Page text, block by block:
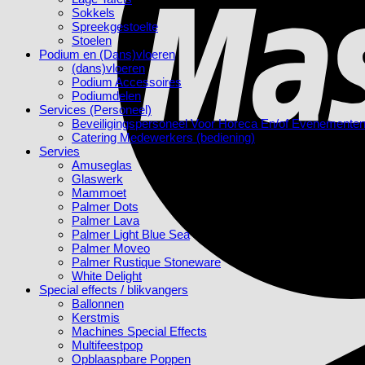
Sokkels
Spreekgestoelte
Stoelen
Podium en (Dans)vloeren
(dans)vloeren
Podium Accessoires
Podiumdelen
Services (Personeel)
Beveiligingspersoneel Voor Horeca En/of Evenementen
Catering Medewerkers (bediening)
Servies
Amuseglas
Glaswerk
Mammoet
Palmer Dots
Palmer Lava
Palmer Light Blue Sea
Palmer Moveo
Palmer Rustique Stoneware
White Delight
Special effects / blikvangers
Ballonnen
Kerstmis
Machines Special Effects
Multifeestpop
Opblaaspbare Poppen